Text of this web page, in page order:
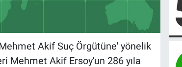
Akif Suç Örgütüne' yönelik
Mehmet Akif Ersoy'un 286 yıla